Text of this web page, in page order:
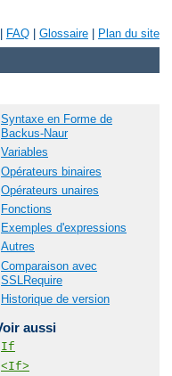
FAQ Glossaire Plan du site
Syntaxe en Forme de
Backus-Naur
Variables
Opérateurs binaires
Opérateurs unaires
Fonctions
Exemples d'expressions
Autres
Comparaison avec
SSLRequire
Historique de version
aussi
If
<If>